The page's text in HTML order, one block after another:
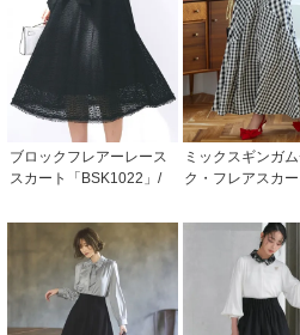
ブロックフレアーレース
スカート「BSK1022」/
ミックスギンガ
ク・フレアスカー